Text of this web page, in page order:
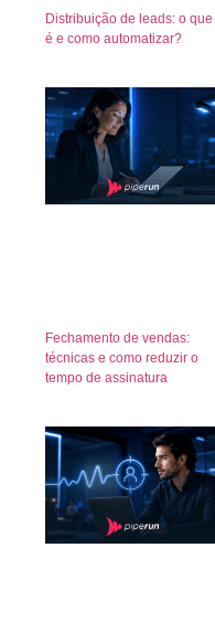
Distribuição de leads: o que
é e como automatizar?
Fechamento de vendas:
técnicas e como reduzir o
tempo de assinatura